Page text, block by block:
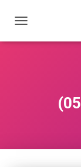
التنقل